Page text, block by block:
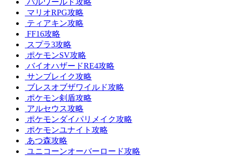
パルワールド攻略
マリオRPG攻略
ティアキン攻略
FF16攻略
スプラ3攻略
ポケモンSV攻略
バイオハザードRE4攻略
サンブレイク攻略
ブレスオブザワイルド攻略
ポケモン剣盾攻略
アルセウス攻略
ポケモンダイパリメイク攻略
ポケモンユナイト攻略
あつ森攻略
ユニコーンオーバーロード攻略